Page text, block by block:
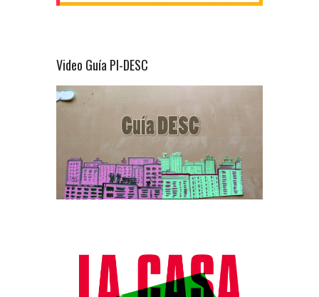
Video Guía PI-DESC